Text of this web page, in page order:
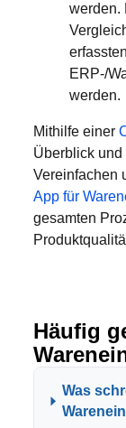
werden.
ERP-/
werden.
Mithilfe einer
Überblick
Vereinfachen
App für
gesamten
Häufig
Was